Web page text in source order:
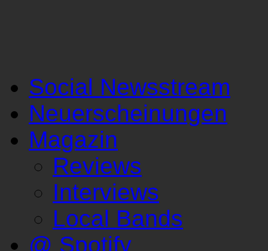
Social Newsstream
Neuerscheinungen
Magazin
Reviews
Interviews
Local Bands
@ Spotify